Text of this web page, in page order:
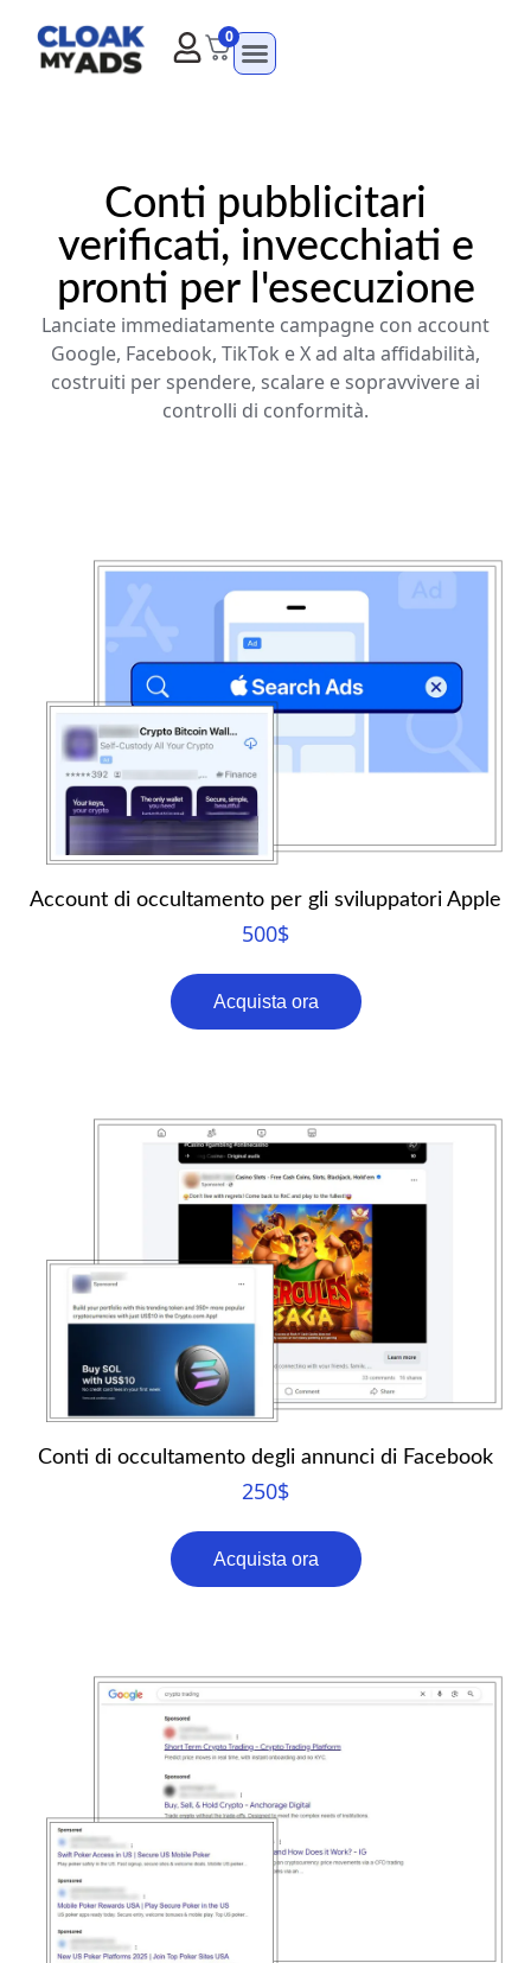
0
Conti pubblicitari
verificati, invecchiati e
pronti per l'esecuzione
Lanciate immediatamente campagne con account
Google, Facebook, TikTok e X ad alta affidabilità,
costruiti per spendere, scalare e sopravvivere ai
controlli di conformità.
Account di occultamento per gli sviluppatori Apple
500$
Acquista ora
Conti di occultamento degli annunci di Facebook
250$
Acquista ora